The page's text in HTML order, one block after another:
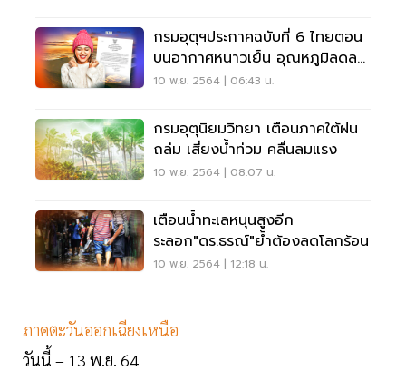
กรมอุตุฯประกาศฉบับที่ 6 ไทยตอน
บนอากาศหนาวเย็น อุณหภูมิลดลง
อีก 1-3 องศา
10 พ.ย. 2564 | 06:43 น.
กรมอุตุนิยมวิทยา เตือนภาคใต้ฝน
ถล่ม เสี่ยงน้ำท่วม คลื่นลมแรง
10 พ.ย. 2564 | 08:07 น.
เตือนน้ำทะเลหนุนสูงอีก
ระลอก"ดร.ธรณ์"ย้ำต้องลดโลกร้อน
10 พ.ย. 2564 | 12:18 น.
ภาคตะวันออกเฉียงเหนือ
วันนี้ – 13 พ.ย. 64